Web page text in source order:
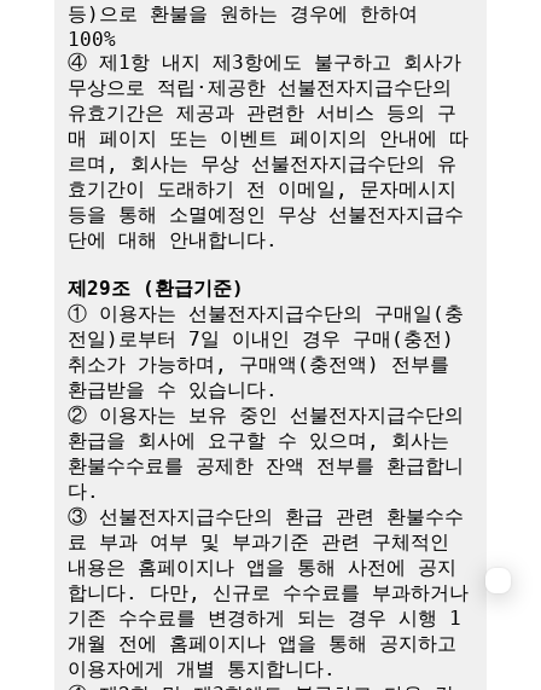
등)으로 환불을 원하는 경우에 한하여
100%
④ 제1항 내지 제3항에도 불구하고 회사가
무상으로 적립·제공한 선불전자지급수단의
유효기간은 제공과 관련한 서비스 등의 구
매 페이지 또는 이벤트 페이지의 안내에 따
르며, 회사는 무상 선불전자지급수단의 유
효기간이 도래하기 전 이메일, 문자메시지
등을 통해 소멸예정인 무상 선불전자지급수
단에 대해 안내합니다.
제29조 (환급기준)
① 이용자는 선불전자지급수단의 구매일(충
전일)로부터 7일 이내인 경우 구매(충전)
취소가 가능하며, 구매액(충전액) 전부를
환급받을 수 있습니다.
② 이용자는 보유 중인 선불전자지급수단의
환급을 회사에 요구할 수 있으며, 회사는
환불수수료를 공제한 잔액 전부를 환급합니
다.
③ 선불전자지급수단의 환급 관련 환불수수
료 부과 여부 및 부과기준 관련 구체적인
내용은 홈페이지나 앱을 통해 사전에 공지
합니다. 다만, 신규로 수수료를 부과하거나
기존 수수료를 변경하게 되는 경우 시행 1
개월 전에 홈페이지나 앱을 통해 공지하고
이용자에게 개별 통지합니다.